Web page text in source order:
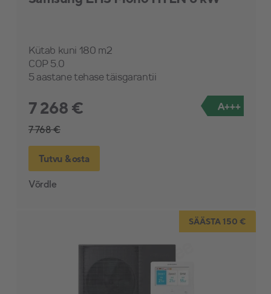
Kütab kuni 180 m2
COP 5.0
5 aastane tehase täisgarantii
7 268 €
7 768 €
A+++
Tutvu & osta
Võrdle
SÄÄSTA 150 €